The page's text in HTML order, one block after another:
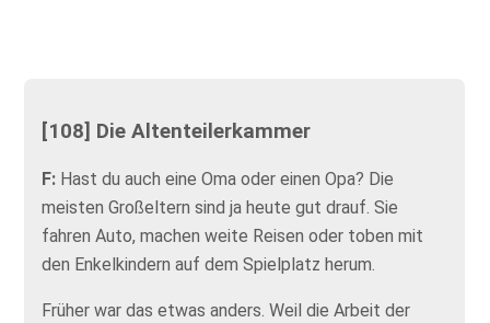
[108] Die Altenteilerkammer
F: Hast du auch eine Oma oder einen Opa? Die
meisten Großeltern sind ja heute gut drauf. Sie
fahren Auto, machen weite Reisen oder toben mit
den Enkelkindern auf dem Spielplatz herum.
Früher war das etwas anders. Weil die Arbeit der